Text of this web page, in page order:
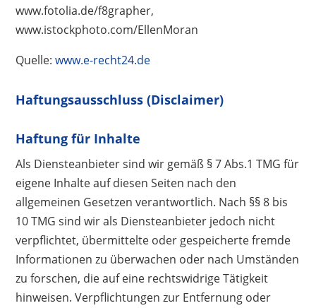
www.fotolia.de/f8grapher,
www.istockphoto.com/EllenMoran
Quelle:www.e-recht24.de
Haftungsausschluss (Disclaimer)
Haftung für Inhalte
Als Diensteanbieter sind wir gemäß § 7 Abs.1 TMG für
eigene Inhalte auf diesen Seiten nach den
allgemeinen Gesetzen verantwortlich. Nach §§ 8 bis
10 TMG sind wir als Diensteanbieter jedoch nicht
verpflichtet, übermittelte oder gespeicherte fremde
Informationen zu überwachen oder nach Umständen
zu forschen, die auf eine rechtswidrige Tätigkeit
hinweisen. Verpflichtungen zur Entfernung oder